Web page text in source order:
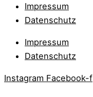
Impressum
Datenschutz
Impressum
Datenschutz
Instagram Facebook-f